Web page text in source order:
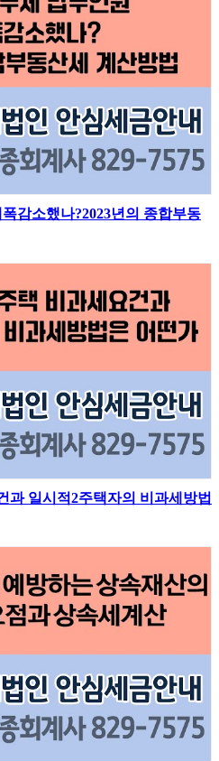
감소했나?2023년의 종합부동
과 일시적2주택자의 비과세방법